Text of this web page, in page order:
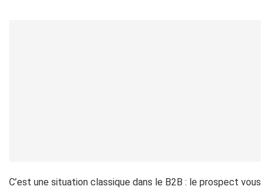
C’est une situation classique dans le B2B : le prospect vous